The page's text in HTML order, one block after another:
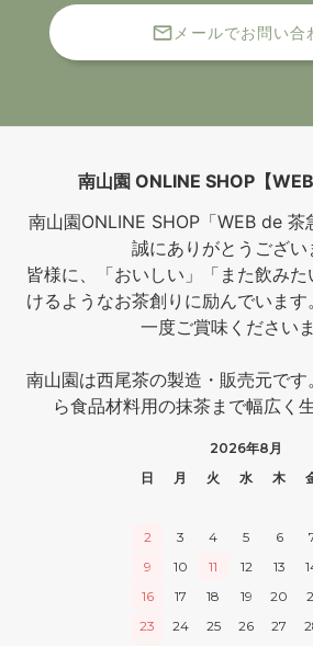
メールでお問い合
南山園 ONLINE SHOP【WEB
南山園ONLINE SHOP「WEB de 茶
誠にありがとうござい
皆様に、「おいしい」「また飲み
けるようなお茶創りに励んでいま
一度ご賞味くださいま
南山園は西尾茶の製造・販売元で
ら食品材料用の抹茶まで幅広く
2026年8月
日
月 火 水 木
2
3 4 5 6
9
10 11 12 13
16
17 18 19 20
23
24 25 26 27